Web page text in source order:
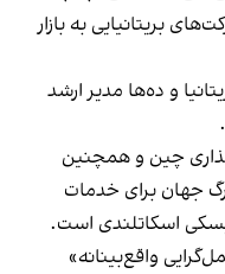
بریتانیایی به بازار
و ده‌ها مدیر ارشد
چین و همچنین
جهان برای خدمات
اسکاتلندی است.
واقع‌بینانه»